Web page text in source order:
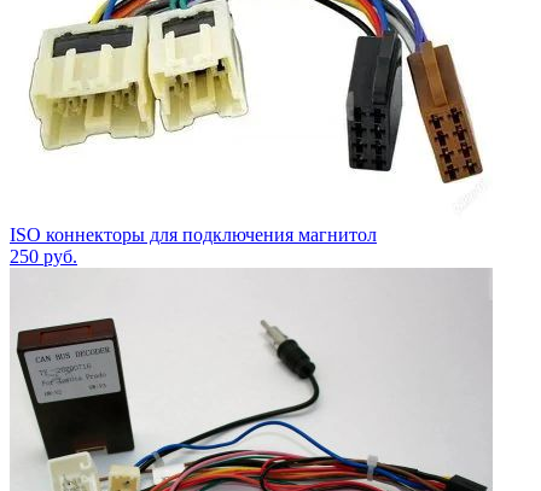
ISO коннекторы для подключения магнитол
250 руб.